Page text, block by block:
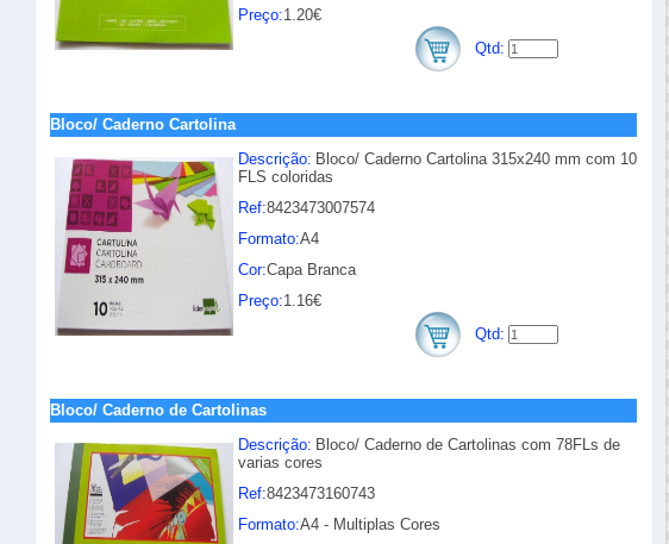
Preço:1.20€
Qtd:
Bloco/ Caderno Cartolina
Descrição: Bloco/ Caderno Cartolina 315x240 mm com 10
FLS coloridas
Ref:8423473007574
Formato:A4
Cor:Capa Branca
Preço:1.16€
Qtd:
Bloco/ Caderno de Cartolinas
Descrição: Bloco/ Caderno de Cartolinas com 78FLs de
varias cores
Ref:8423473160743
Formato:A4 - Multiplas Cores